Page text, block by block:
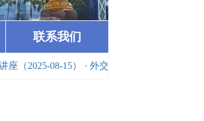
联系我们
2025-08-15） · 外交部驻港公署举办香港青年